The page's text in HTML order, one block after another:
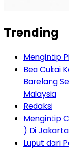
Trending
Mengintip
Bea Cukai
Barelang
Malaysia
Redaksi
Mengintip
) Di Jakarta
Luput dari